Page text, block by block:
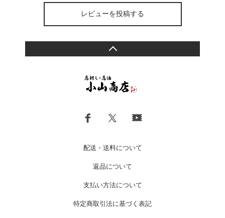
レビューを投稿する
配送・送料について
返品について
支払い方法について
特定商取引法に基づく表記